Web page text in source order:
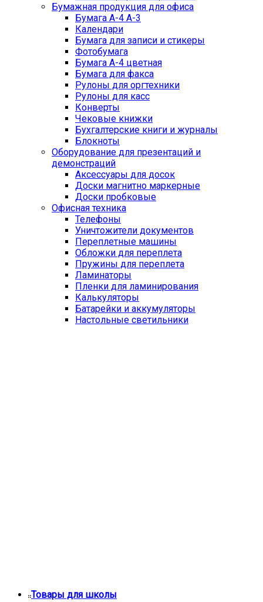
Бумажная продукция для офиса
Бумага А-4 А-3
Календари
Бумага для записи и стикеры
Фотобумага
Бумага А-4 цветная
Бумага для факса
Рулоны для оргтехники
Рулоны для касс
Конверты
Чековые книжки
Бухгалтерские книги и журналы
Блокноты
Оборудование для презентаций и
демонстраций
Аксессуары для досок
Доски магнитно маркерные
Доски пробковые
Офисная техника
Телефоны
Уничтожители документов
Переплетные машины
Обложки для переплета
Пружины для переплета
Ламинаторы
Пленки для ламинирования
Калькуляторы
Батарейки и аккумуляторы
Настольные светильники
Товары для школы